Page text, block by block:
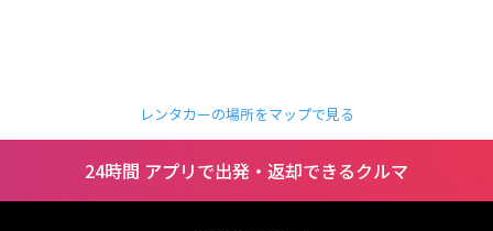
レンタカーの場所をマップで見る
24時間 アプリで出発・返却できるクルマ